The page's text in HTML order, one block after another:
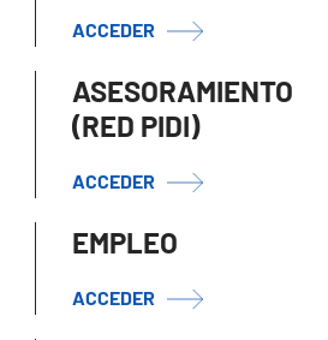
ACCEDER
ASESORAMIENTO
(RED PIDI)
ACCEDER
EMPLEO
ACCEDER